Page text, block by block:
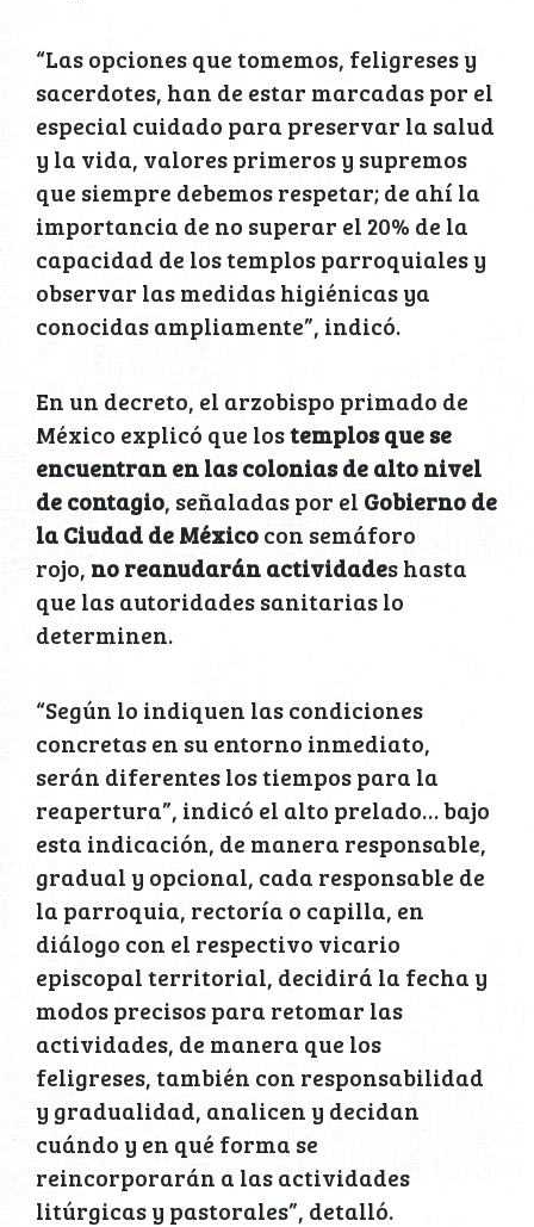
“Las opciones que tomemos, feligreses y
sacerdotes, han de estar marcadas por el
especial cuidado para preservar la salud
y la vida, valores primeros y supremos
que siempre debemos respetar; de ahí la
importancia de no superar el 20% de la
capacidad de los templos parroquiales y
observar las medidas higiénicas ya
conocidas ampliamente”, indicó.
En un decreto, el arzobispo primado de
México explicó que lostemplos que se
encuentran en las colonias de alto nivel
de contagio, señaladas por el Gobierno de
la Ciudad de Méxicocon semáforo
rojo, no reanudarán actividades hasta
que las autoridades sanitarias lo
determinen.
“Según lo indiquen las condiciones
concretas en su entorno inmediato,
serán diferentes los tiempos para la
reapertura”, indicó el alto prelado… bajo
esta indicación, de manera responsable,
gradual y opcional, cada responsable de
la parroquia, rectoría o capilla, en
diálogo con el respectivo vicario
episcopal territorial, decidirá la fecha y
modos precisos para retomar las
actividades, de manera que los
feligreses, también con responsabilidad
y gradualidad, analicen y decidan
cuándo y en qué forma se
reincorporarán a las actividades
litúrgicas y pastorales”, detalló.